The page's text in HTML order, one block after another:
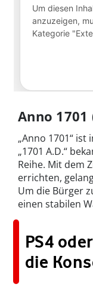
Anno 1701
„Anno 1701“
„1701 A.D.“
Reihe. Mit dem
errichten,
Um die Bürger
einen stabilen
PS4
die